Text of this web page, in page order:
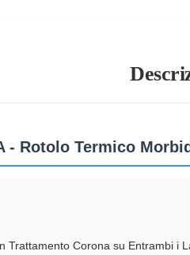
- Rotolo Termico
Trattamento Corona su Entrambi